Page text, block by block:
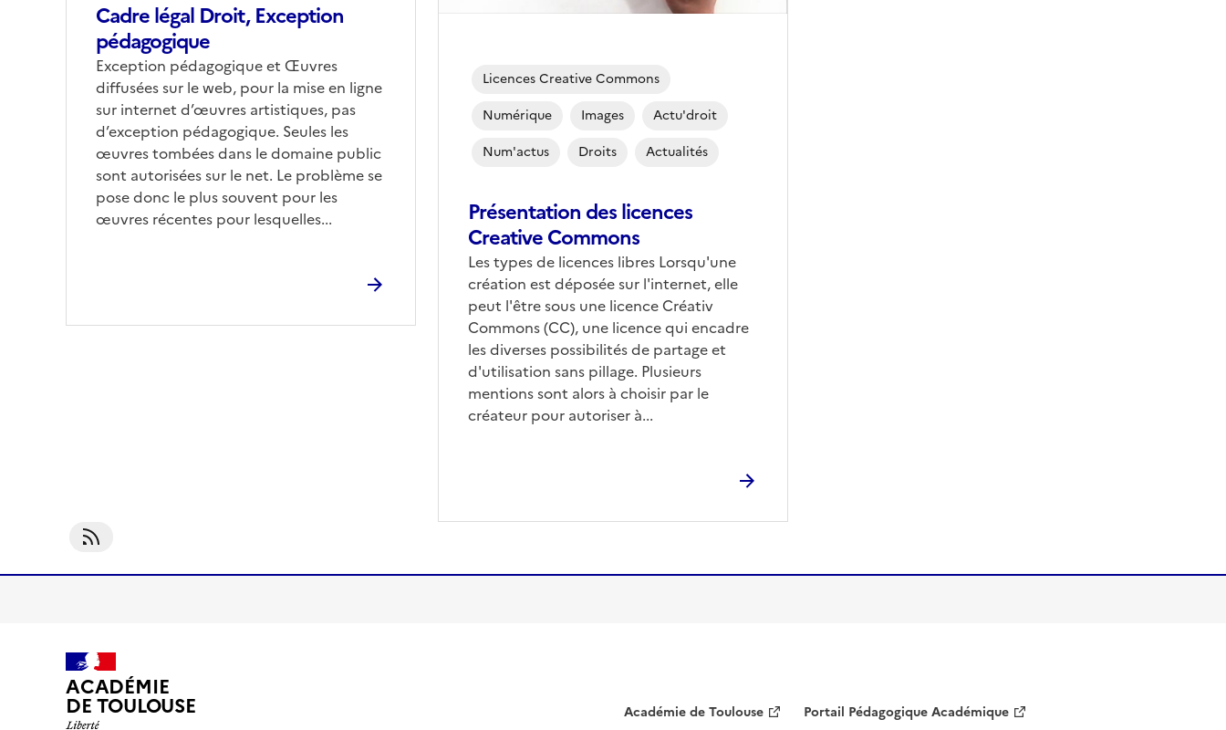
Cadre légal Droit, Exception
pédagogique
Exception pédagogique et Œuvres
diffusées sur le web, pour la mise en ligne
sur internet d’œuvres artistiques, pas
d’exception pédagogique. Seules les
œuvres tombées dans le domaine public
sont autorisées sur le net. Le problème se
pose donc le plus souvent pour les
œuvres récentes pour lesquelles...
Présentation des licences
Creative Commons
Les types de licences libres Lorsqu'une
création est déposée sur l'internet, elle
peut l'être sous une licence Créativ
Commons (CC), une licence qui encadre
les diverses possibilités de partage et
d'utilisation sans pillage. Plusieurs
mentions sont alors à choisir par le
créateur pour autoriser à...
Licences Creative Commons
Numérique
Images
Actu'droit
Num'actus
Droits Actualités
ACADÉMIE
DE TOULOUSE Académie de Toulouse Portail Pédagogique Académique